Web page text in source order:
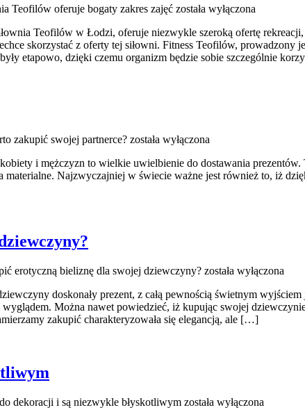
Teofilów oferuje bogaty zakres zajęć została wyłączona
Teofilów w Łodzi, oferuje niezwykle szeroką ofertę
skorzystać z oferty tej siłowni. Fitness Teofilów, prowadzony
etapowo, dzięki czemu organizm będzie sobie szczególnie
zakupić swojej partnerce? została wyłączona
i mężczyzn to wielkie uwielbienie do dostawania
Najzwyczajniej w świecie ważne jest również to, iż
erotyczną bieliznę dla swojej dziewczyny? została wyłączona
doskonały prezent, z całą pewnością świetnym
Można nawet powiedzieć, iż kupując swojej
zakupić charakteryzowała się elegancją, ale […]
do dekoracji i są niezwykle błyskotliwym została wyłączona